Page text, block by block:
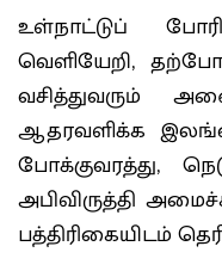
உள்நாட்டுப்
வெளியேறி,
வசித்துவரும்
ஆதரவளிக்க
போக்குவரத்து,
அபிவிருத்தி
பத்திரிகையிடம்